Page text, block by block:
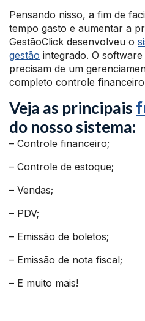
Pensando nisso, a fim de
tempo gasto e aumentar a
GestãoClick desenvolveu o
gestão integrado. O
precisam de um
completo controle
Veja as principais
do nosso sistema:
– Controle financeiro;
– Controle de estoque;
– Vendas;
– PDV;
– Emissão de boletos;
– Emissão de nota fiscal;
– E muito mais!